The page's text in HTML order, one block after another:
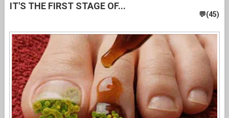
IT'S THE FIRST STAGE OF...